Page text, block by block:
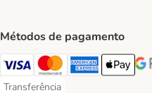
Métodos de pagamento
Visa Payment Method
Mastercard Payment
American Express
Apple Pay
Transferência